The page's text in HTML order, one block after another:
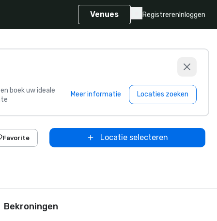
Venues Registreren Inloggen
boek uw ideale
Meer informatie Locaties zoeken
Favorite Locatie selecteren
Bekroningen